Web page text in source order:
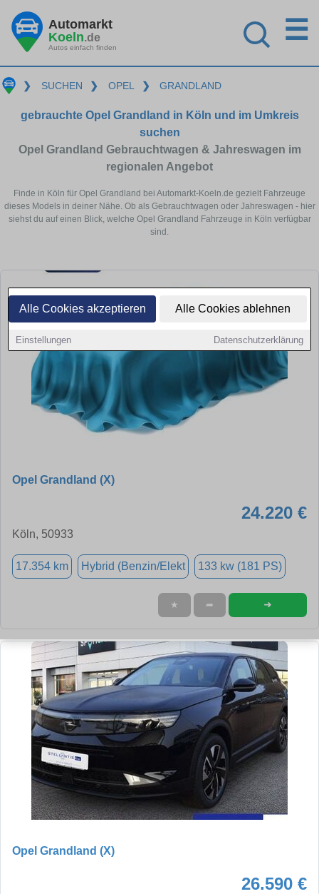
Alle Cookies akzeptieren Alle Cookies ablehnen
Einstellungen Datenschutzerklärung
Automarkt
Koeln.de
Autos einfach finden
☰
❯ SUCHEN ❯ OPEL ❯ GRANDLAND
gebrauchte Opel Grandland in Köln und im Umkreis
suchen
Opel Grandland Gebrauchtwagen & Jahreswagen im
regionalen Angebot
Finde in Köln für Opel Grandland bei Automarkt-Koeln.de gezielt Fahrzeuge
dieses Models in deiner Nähe. Ob als Gebrauchtwagen oder Jahreswagen - hier
siehst du auf einen Blick, welche Opel Grandland Fahrzeuge in Köln verfügbar
sind.
Opel Grandland (X)
24.220 €
Köln, 50933
17.354 km Hybrid (Benzin/Elekt 133 kw (181 PS)
★ ➦ ➜
Opel Grandland (X)
26.590 €